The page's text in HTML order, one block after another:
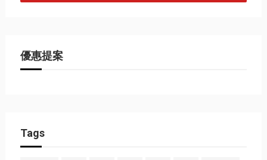
優惠提案
Tags